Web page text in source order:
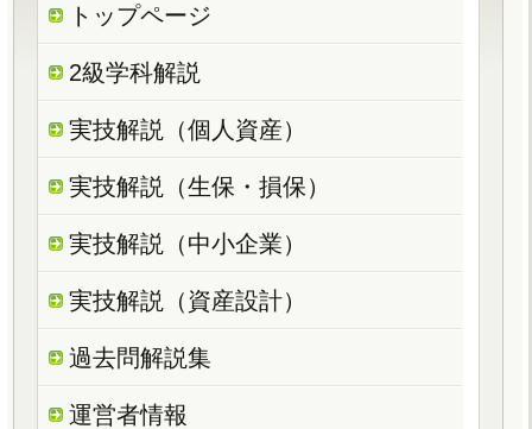
トップページ
2級学科解説
実技解説（個人資産）
実技解説（生保・損保）
実技解説（中小企業）
実技解説（資産設計）
過去問解説集
運営者情報